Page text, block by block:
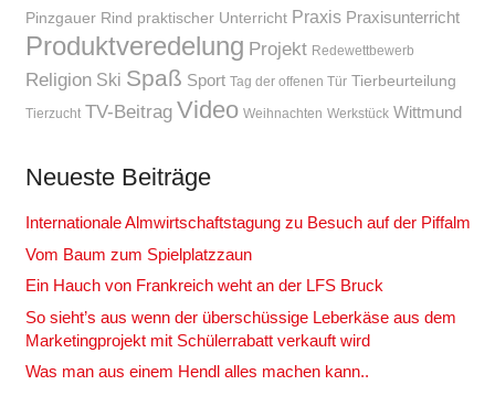
Pinzgauer Rind praktischer Unterricht Praxis Praxisunterricht
Produktveredelung Projekt Redewettbewerb
Religion Ski Spaß Sport Tag der offenen Tür Tierbeurteilung
Tierzucht TV-Beitrag Video Weihnachten Werkstück Wittmund
Neueste Beiträge
Internationale Almwirtschaftstagung zu Besuch auf der Piffalm
Vom Baum zum Spielplatzzaun
Ein Hauch von Frankreich weht an der LFS Bruck
So sieht’s aus wenn der überschüssige Leberkäse aus dem
Marketingprojekt mit Schülerrabatt verkauft wird
Was man aus einem Hendl alles machen kann..